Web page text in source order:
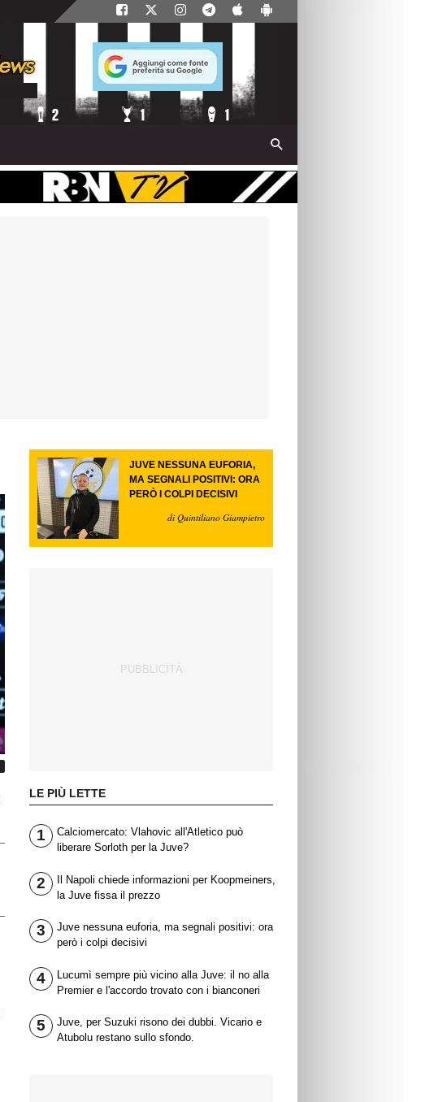
JUVE NESSUNA EUFORIA,
MA SEGNALI POSITIVI: ORA
PERÒ I COLPI DECISIVI
di Quintiliano Giampietro
LE PIÙ LETTE
1
Calciomercato: Vlahovic all'Atletico può
liberare Sorloth per la Juve?
2
Il Napoli chiede informazioni per Koopmeiners,
la Juve fissa il prezzo
3
Juve nessuna euforia, ma segnali positivi: ora
però i colpi decisivi
4
Lucumì sempre più vicino alla Juve: il no alla
Premier e l'accordo trovato con i bianconeri
5
Juve, per Suzuki risono dei dubbi. Vicario e
Atubolu restano sullo sfondo.